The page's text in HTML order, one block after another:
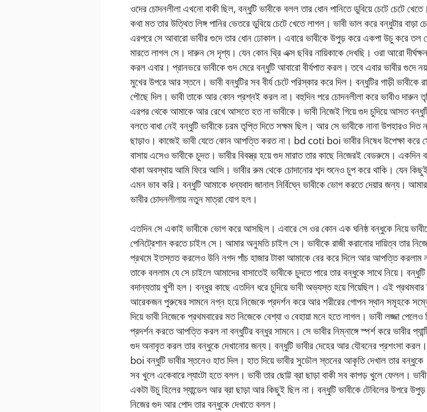
ওদের চোদনলীলা এখনো বাকী ছিল, বন্ধুটি ভাবীকে বলল তার ধোন পানিতে ডুবিয়ে চেটে চেটে
কথা মত তার উত্থিত লিঙ্গ পানির ভেতরে ডুবিয়ে চেটে খেতে লাগল। ভাবী ভাল করে বন্ধুটার বাড়া
এরপরে সে আবারো ভাবীর গুদে তার ধোন ঢোকাল। এবারে ভাবীকে উপুড় করে একপা উচু করে তল
মারতে লাগল সে। দারুন সে দৃশ্য। যেন কোন থ্রি এক্স ছবির নায়িকাকে দেখছি। ওরা আরো দীর্ঘক্ষন
করল এবার। প্রানভরে ভাবীকে গুদ মেরে বন্ধুটি আবারো বীর্যপাত করল। তবে এবার ভাবীর গুদে
মুখের উপরে আর স্তনে। ভাবী বন্ধুটির সব বীর্য চেটে পরিস্কার করে দিল। বন্ধুটির গাড়ী ভাবীকে
পৌছে দিল। ভাবী তাকে আর কোন প্রশ্নই করল না। বহুদিন পরে চোদনলীলা করে ভাবীও দারুন
এরপর থেকে আমাকে আর রেখে আসতে হত না ভাবীকে। ভাবী নিজেই গিয়ে গুদ চুদিয়ে আসত
বলতে বাধা নেই বন্ধুটি ভাবীকে চরম তৃপ্তি দিতে সক্ষম ছিল। আর সে ভাবীকে নানা উপহারও দিত
ছাড়াও। কাজেই ভাবী যেতে কোন আপত্তি করত না। bd coti boi ভাবীর নিষেধ উপেক্ষা করে
বাসায় এসেও ভাবীকে চুদত। ভাবীর বিবস্ত্র হয়ে গুদ মারাত তার কাছে নিজেরই বেডরুমে। একদিন
থাকা অবস্থায় আমি ফিরে আসি। ভাবীর রুম থেকে চোদানোর শব্দ শুনেও চুপ করে থাকি। যেন
এমন ভাব করি। বন্ধুটি আমাকে ধন্যবাদ জানাল নির্বিঘ্নে ভাবীকে ভোগ করতে দেয়ার জন্য।
ভাবীর চোদনলীলায় নতুন মাত্রা যোগ হল।
এতদিন সে একাই ভাবীকে ভোগ করে আসছিল। এবারে সে ওর কোন এক ঘনিষ্ঠ বন্ধুকে নিয়ে
পেনিট্রেশান করতে চাইল সে। আমার অনুমতি চাইল সে। ভাবীকে রাজী করানোর দায়িত্ব তার
প্রথমে ইতস্তত করলেও উনি নগদ পাঁচ হাজার টাকা আমাকে বের করে দিলে আর আপত্তি করলাম
তাকে বললাম যে সে চাইলে আমাদের বাসাতেই ভাবীকে চুদতে পারে তার বন্ধুকে সাথে নিয়ে।
বদান্যতায় খুশী হল। বন্ধুর কাছে এতদিন ধরে চুদিয়ে ভাবী অভ্যস্ত হয়ে গিয়েছিল। এই প্রথমবার
আরেকজন পুরুষের সামনে নগ্ন হয়ে নিজেকে প্রদর্শন করে আর শরীরের গোপন স্থান সমূহকে
দিয়ে ভাবী নিজেকে প্রথমবারের মত নিজেকে বেশ্যা ও বেহায়া মনে হতে লাগল। ভাবী লজ্জা পেলেও
প্রদর্শন করতে আপত্তি করল না বন্ধুটির বন্ধুর সামনে। সে ভাবীর নিম্নাঙ্গে স্পর্শ করে ভাবীর
গুদ অনাবৃত করল তার বন্ধুকে দেখানোর জন্য। বন্ধুটি ভাবীর দেহের আর যৌবনের প্রশংসা
boi বন্ধুটি ভাবীর স্তনেও হাত দিল। হাত দিয়ে ভাবীর সুডৌল স্তনের আকৃতি দেখাল তার
সব খুলে একেবারে ল্যাংটা হতে বলল। ভাবী তার ছোট্ট ব্রা ছাড়া বাকী সব কাপড় খুলে ফেলল।
একটা উচু হিলের স্যান্ডেল আর ব্রা ছাড়া আর কিছুই ছিল না। বন্ধুটি ভাবীকে টেবিলের উপরে
নিজের গুদ আর পোদ তার বন্ধুকে দেখাতে বলল।